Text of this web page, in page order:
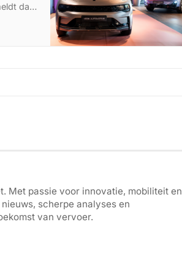
dat
Met passie voor innovatie, mobiliteit en
scherpe analyses en
van vervoer.